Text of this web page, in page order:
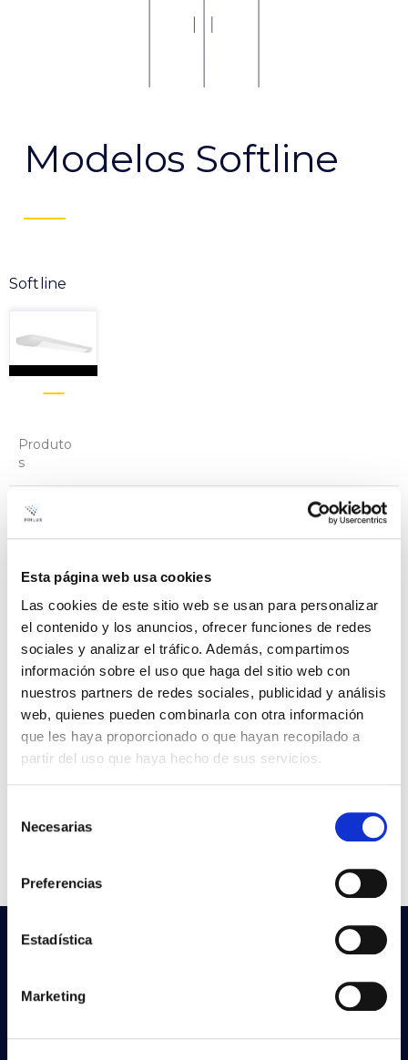
Esta página web usa cookies
Las cookies de este sitio web se usan para personalizar
el contenido y los anuncios, ofrecer funciones de redes
sociales y analizar el tráfico. Además, compartimos
información sobre el uso que haga del sitio web con
nuestros partners de redes sociales, publicidad y análisis
web, quienes pueden combinarla con otra información
que les haya proporcionado o que hayan recopilado a
partir del uso que haya hecho de sus servicios.
Necesarias
Preferencias
Estadística
Marketing
Modelos Softline
Softline
Produto
s
BRANCO
SKU PPRIL00000441902
W 25
Fluxo
2.945
CCT
4.000K
Arquivo
VER +
SOFTLINE 48W
1200X120MM 840 230V
BRANCO
SKU
PPRIL00000441919
Fluxo
Arquivo
Não encontras o que procuras?